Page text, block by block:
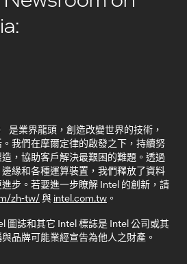
是業界龍頭，創造改變世界的技術，
我們在摩爾定律的啟發之下，持續努
，協助客戶解決最艱困的難題。透過
緣和各種運算裝置，我們釋放了資料
步。若要進一步瞭解 Intel 的創新，請
zh-tw/與 intel.com.tw 。
圖誌和其它 Intel 標誌是 Intel 公司或其
品牌可能業經宣告為他人之財產。